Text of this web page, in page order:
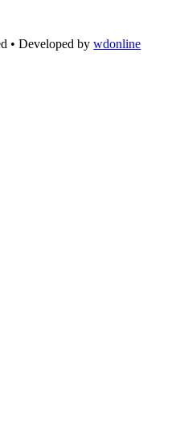
• Developed bywdonline